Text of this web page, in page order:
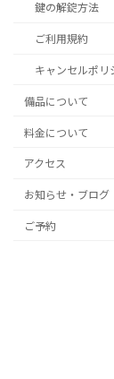
鍵の解錠方法
ご利用規約
キャンセルポリ
備品について
料金について
アクセス
お知らせ・ブログ
ご予約